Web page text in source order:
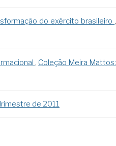
do exército brasileiro ,
, Coleção Meira Mattos:
de 2011